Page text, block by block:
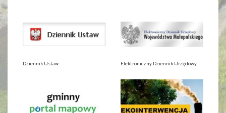
Dziennik Ustaw Elektroniczny Dziennik Urzędowy